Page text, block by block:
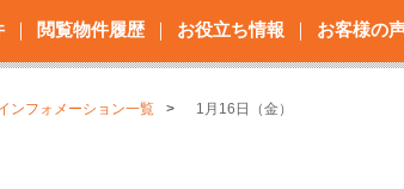
閲覧物件履歴 お役立ち情報 お客様の
ンフォメーション一覧 1月16日（金）